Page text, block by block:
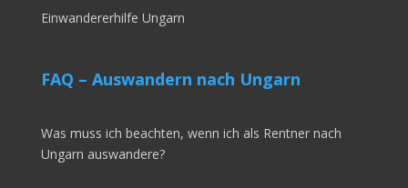
Einwandererhilfe Ungarn
FAQ – Auswandern nach Ungarn
Was muss ich beachten, wenn ich als Rentner nach
Ungarn auswandere?